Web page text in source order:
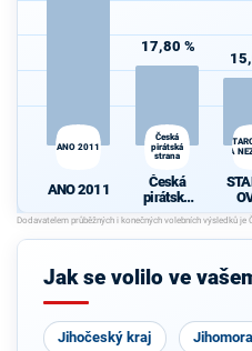
ANO 2011
ANO 2011
17,80 %
Česká
pirátská
strana
Česká
pirátská
strana
A
Jak se volilo ve
Jihočeský kraj